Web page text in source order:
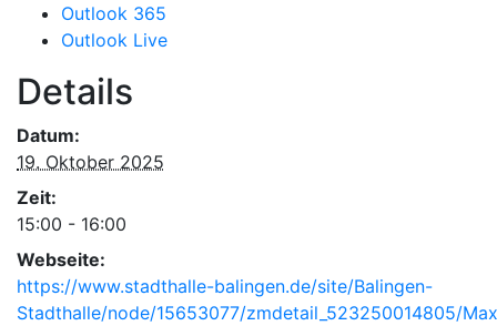
Outlook 365
Outlook Live
Details
Datum:
19. Oktober 2025
Zeit:
15:00 - 16:00
Webseite:
https://www.stadthalle-balingen.de/site/Balingen-
Stadthalle/node/15653077/zmdetail_523250014805/